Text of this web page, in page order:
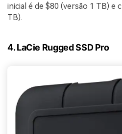
inicial é de $80 (versão 1 TB) e
TB).
4. LaCie Rugged SSD Pro